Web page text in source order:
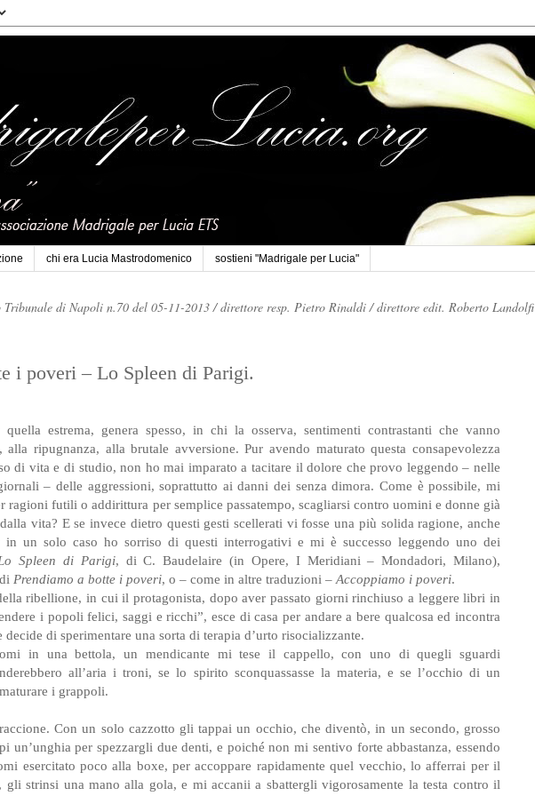
chi era Lucia Mastrodomenico sostieni "Madrigale per Lucia"
Tribunale di Napoli n.70 del 05-11-2013 /direttore resp. Pietro Rinaldi /direttore edit. Roberto Landolfi
i poveri – Lo Spleen di Parigi.
estrema, genera spesso, in chi la osserva, sentimenti contrastanti che vanno
alla ripugnanza, alla brutale avversione. Pur avendo maturato questa consapevolezza
di vita e di studio, non ho mai imparato a tacitare il dolore che provo leggendo – nelle
– delle aggressioni, soprattutto ai danni dei senza dimora. Come è possibile, mi
ragioni futili o addirittura per semplice passatempo, scagliarsi contro uomini e donne già
vita? E se invece dietro questi gesti scellerati vi fosse una più solida ragione, anche
in un solo caso ho sorriso di questi interrogativi e mi è successo leggendo uno dei
Spleen di Parigi, di C. Baudelaire (in Opere, I Meridiani – Mondadori, Milano),
Prendiamo a botte i poveri, o – come in altre traduzioni – Accoppiamo i poveri.
ribellione, in cui il protagonista, dopo aver passato giorni rinchiuso a leggere libri in
i popoli felici, saggi e ricchi”, esce di casa per andare a bere qualcosa ed incontra
di sperimentare una sorta di terapia d’urto risocializzante.
in una bettola, un mendicante mi tese il cappello, con uno di quegli sguardi
all’aria i troni, se lo spirito sconquassasse la materia, e se l’occhio di un
i grappoli.
Con un solo cazzotto gli tappai un occhio, che diventò, in un secondo, grosso
un’unghia per spezzargli due denti, e poiché non mi sentivo forte abbastanza, essendo
esercitato poco alla boxe, per accoppare rapidamente quel vecchio, lo afferrai per il
gli strinsi una mano alla gola, e mi accanii a sbattergli vigorosamente la testa contro il